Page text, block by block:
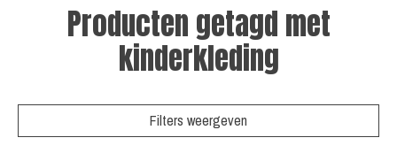
Producten getagd met
kinderkleding
Filters weergeven